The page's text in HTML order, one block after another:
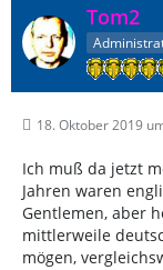
Tom2
18. Oktober 2019
Ich muß da jetzt
Jahren waren
Gentlemen, aber
mittlerweile
mögen,